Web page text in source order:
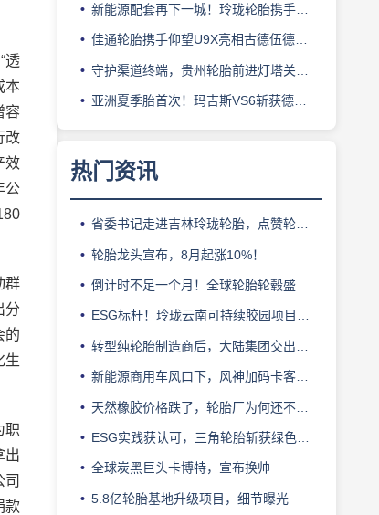
透
本
容
改
效
公
群
分
的
生
职
出
司
款
新能源配套再下一城！玲珑轮胎携手小鹏L03全球上市
佳通轮胎携手仰望U9X亮相古德伍德，以轮胎科技挑战性能边界
守护渠道终端，贵州轮胎前进灯塔关爱基金驰援长春受灾门店
亚洲夏季胎首次！玛吉斯VS6斩获德国TÜV SÜD高阶认证
热门资讯
省委书记走进吉林玲珑轮胎，点赞轮胎智造标杆
轮胎龙头宣布，8月起涨10%！
倒计时不足一个月！全球轮胎轮毂盛会即将登陆上海！
ESG标杆！玲珑云南可持续胶园项目获评最佳实践
转型纯轮胎制造商后，大陆集团交出亮眼业绩
新能源商用车风口下，风神加码卡客车胎产能
天然橡胶价格跌了，轮胎厂为何还不敢“松口气”？
ESG实践获认可，三角轮胎斩获绿色发展典范企业奖
全球炭黑巨头卡博特，宣布换帅
5.8亿轮胎基地升级项目，细节曝光